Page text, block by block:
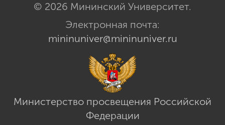
© 2026 Мининский Университет.
Электронная почта:
mininuniver@mininuniver.ru
Министерство просвещения Российской
Федерации